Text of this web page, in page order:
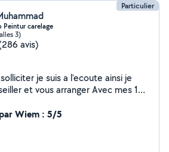
Particulier
Peintur carelage
3)
avis)
je suis a l'ecoute ainsi je
et vous arranger Avec mes 15
Renovation,et mon travail propre
pourrez jugez de vous meme.
Wiem : 5/5